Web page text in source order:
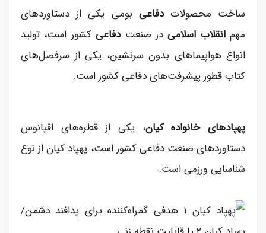
ساخت محصولاتدفاعی بومی یکی از دستاوردهای
مهم انقلاب اسلامیدر صنعتدفاعیکشور است، تولید
انواع هواپیماهای بدون سرنشین، یکی از سرفصل‌های
کتاب قطور پیشرفت‌های دفاعی کشور است.
پهپادهای خانواده کیان، یکی از قطره‌های اقیانوس
دستاوردهای صنعت دفاعی کشور است، پهپاد کیان از نوع
شناسایی ورزمی است.